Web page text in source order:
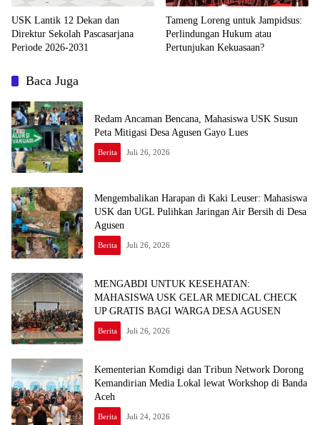
USK Lantik 12 Dekan dan
Direktur Sekolah Pascasarjana
Periode 2026-2031
Tameng Loreng untuk Jampidsus:
Perlindungan Hukum atau
Pertunjukan Kekuasaan?
Baca Juga
Redam Ancaman Bencana, Mahasiswa USK Susun
Peta Mitigasi Desa Agusen Gayo Lues
Berita Juli 26, 2026
Mengembalikan Harapan di Kaki Leuser: Mahasiswa
USK dan UGL Pulihkan Jaringan Air Bersih di Desa
Agusen
Berita Juli 26, 2026
MENGABDI UNTUK KESEHATAN:
MAHASISWA USK GELAR MEDICAL CHECK
Berita Juli 26, 2026
Kementerian Komdigi dan Tribun Network Dorong
Kemandirian Media Lokal lewat Workshop di Banda
Aceh
Berita Juli 24, 2026